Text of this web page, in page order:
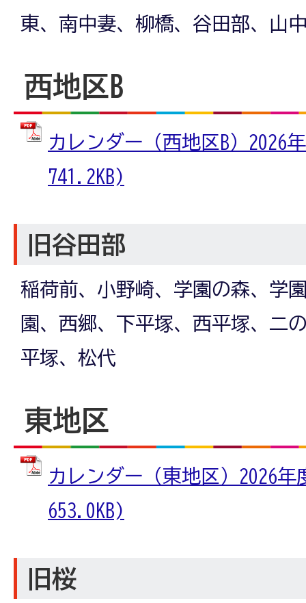
東、南中妻、柳橋、谷田部、山
西地区B
カレンダー（西地区B）2026
741.2KB)
旧谷田部
稲荷前、小野崎、学園の森、学
園、西郷、下平塚、西平塚、二
平塚、松代
東地区
カレンダー（東地区）2026
653.0KB)
旧桜